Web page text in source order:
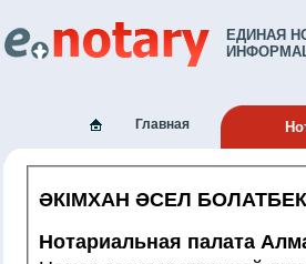
ЕДИНАЯ
Главная
ӘКІМХАН ӘСЕЛ
Нотариальная палата